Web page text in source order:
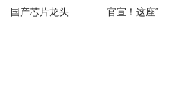
环月飞行等一系列关键动作后
国产芯片龙头... 官宣！这座“...